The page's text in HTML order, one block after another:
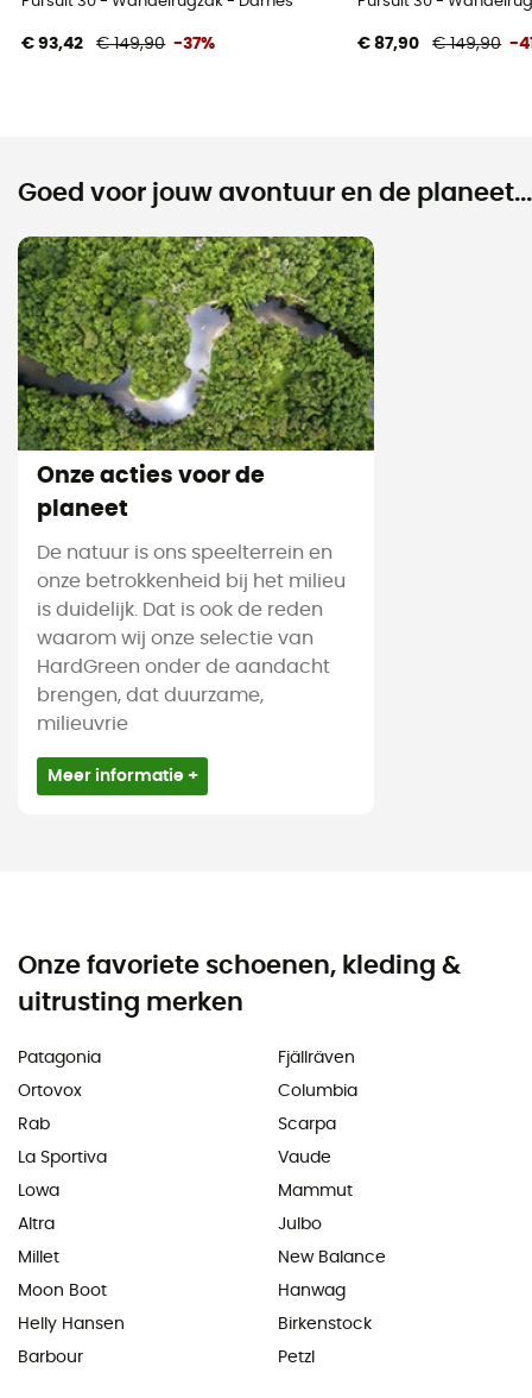
€ 93,42 € 149,90 -37% € 87,90 € 149,90 -
Goed voor jouw avontuur en de planeet...
Onze acties voor de
planeet
De natuur is ons speelterrein en
onze betrokkenheid bij het milieu
is duidelijk. Dat is ook de reden
waarom wij onze selectie van
HardGreen onder de aandacht
brengen, dat duurzame,
milieuvrie
Meer informatie +
Onze favoriete schoenen, kleding &
uitrusting merken
Patagonia
Ortovox
Rab
La Sportiva
Lowa
Altra
Millet
Moon Boot
Helly Hansen
Barbour
Fjällräven
Columbia
Scarpa
Vaude
Mammut
Julbo
New Balance
Hanwag
Birkenstock
Petzl